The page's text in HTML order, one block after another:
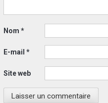
Nom *
E-mail *
Site web